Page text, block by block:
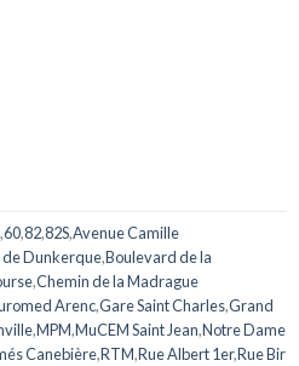
,60,82,82S,Avenue Camille
Dunkerque,Boulevard de la
,Chemin de la Madrague
Arenc,Gare Saint Charles,Grand
,MPM,MuCEM Saint Jean,Notre Dame
Canebière,RTM,Rue Albert 1er,Rue Bir